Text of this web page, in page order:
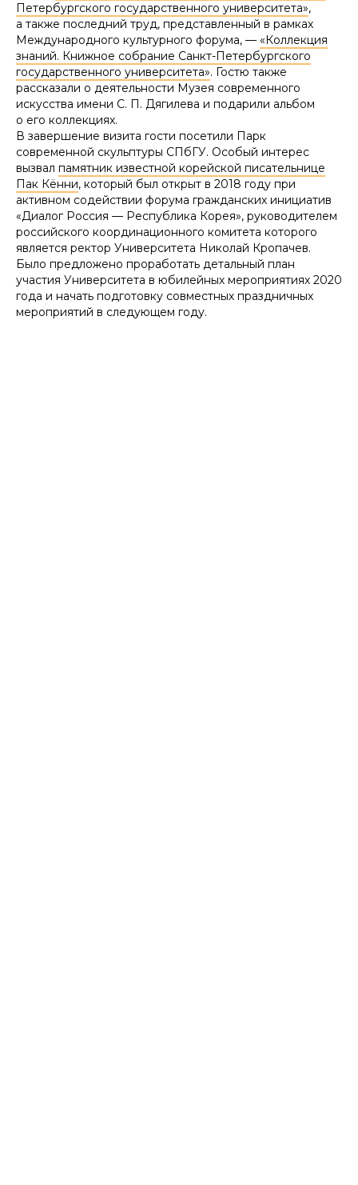
Петербургского государственного университета»,
а также последний труд, представленный в рамках
Международного культурного форума, — «Коллекция
знаний. Книжное собрание Санкт-Петербургского
государственного университета». Гостю также
рассказали о деятельности Музея современного
искусства имени С. П. Дягилева и подарили альбом
о его коллекциях.
В завершение визита гости посетили Парк
современной скульптуры СПбГУ. Особый интерес
вызвал памятник известной корейской писательнице
Пак Кённи, который был открыт в 2018 году при
активном содействии форума гражданских инициатив
«Диалог Россия — Республика Корея», руководителем
российского координационного комитета которого
является ректор Университета Николай Кропачев.
Было предложено проработать детальный план
участия Университета в юбилейных мероприятиях 2020
года и начать подготовку совместных праздничных
мероприятий в следующем году.